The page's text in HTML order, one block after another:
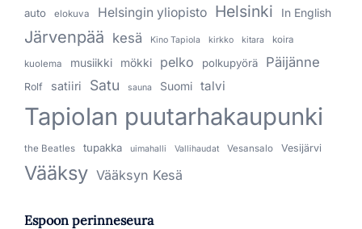
auto elokuva Helsingin yliopisto Helsinki In English
Järvenpää kesä Kino Tapiola kirkko kitara koira
kuolema musiikki mökki pelko polkupyörä Päijänne
Rolf satiiri Satu sauna Suomi talvi
Tapiolan puutarhakaupunki
the Beatles tupakka uimahalli Vallihaudat Vesansalo Vesijärvi
Vääksy Vääksyn Kesä
Espoon perinneseura